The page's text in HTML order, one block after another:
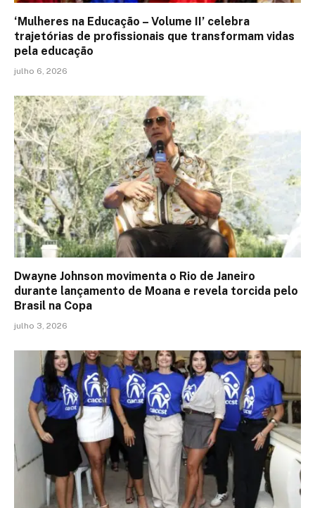
‘Mulheres na Educação – Volume II’ celebra
trajetórias de profissionais que transformam vidas
pela educação
julho 6, 2026
Dwayne Johnson movimenta o Rio de Janeiro
durante lançamento de Moana e revela torcida pelo
Brasil na Copa
julho 3, 2026